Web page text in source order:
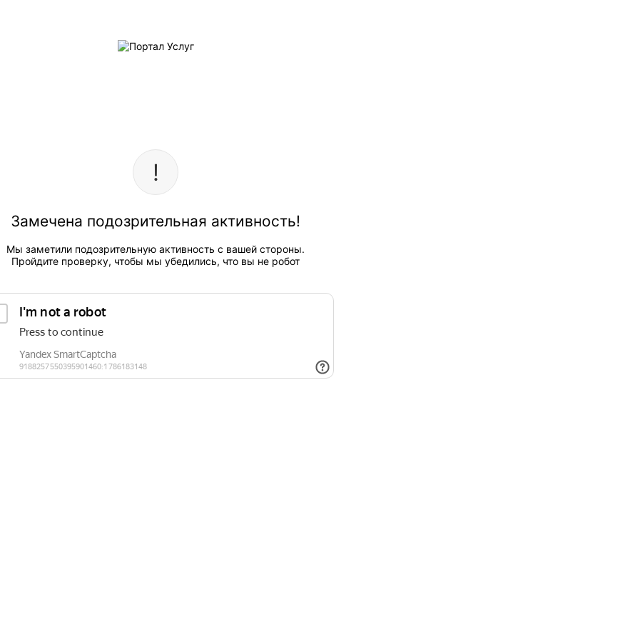
Замечена подозрительная активность!
Мы заметили подозрительную активность с вашей стороны.
Пройдите проверку, чтобы мы убедились, что вы не робот